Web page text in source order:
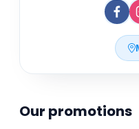
Con un
proporciona
optimizar
seguridad y
compromiso con
personalizado la
Our promotions